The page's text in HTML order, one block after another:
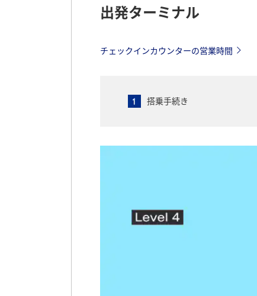
出発ターミナル
チェックインカウンターの営業時間
搭乗手続き